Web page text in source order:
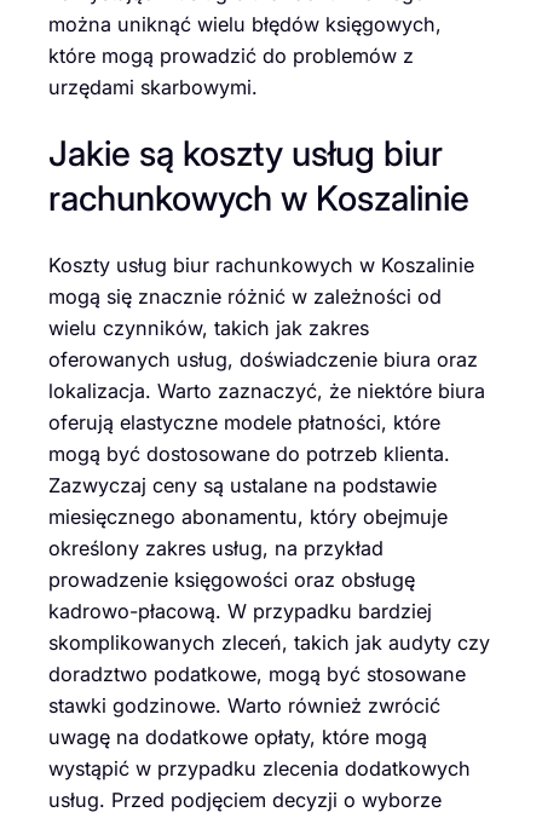
można uniknąć wielu błędów księgowych,
które mogą prowadzić do problemów z
urzędami skarbowymi.
Jakie są koszty usług biur
rachunkowych w Koszalinie
Koszty usług biur rachunkowych w Koszalinie
mogą się znacznie różnić w zależności od
wielu czynników, takich jak zakres
oferowanych usług, doświadczenie biura oraz
lokalizacja. Warto zaznaczyć, że niektóre biura
oferują elastyczne modele płatności, które
mogą być dostosowane do potrzeb klienta.
Zazwyczaj ceny są ustalane na podstawie
miesięcznego abonamentu, który obejmuje
określony zakres usług, na przykład
prowadzenie księgowości oraz obsługę
kadrowo-płacową. W przypadku bardziej
skomplikowanych zleceń, takich jak audyty czy
doradztwo podatkowe, mogą być stosowane
stawki godzinowe. Warto również zwrócić
uwagę na dodatkowe opłaty, które mogą
wystąpić w przypadku zlecenia dodatkowych
usług. Przed podjęciem decyzji o wyborze